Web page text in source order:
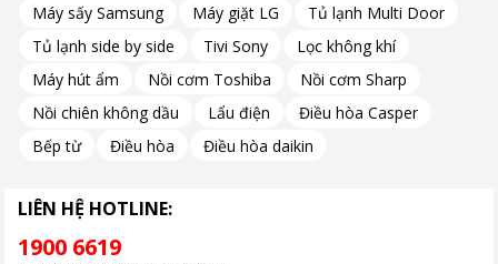
Máy sấy Samsung
Máy giặt LG
Tủ lạnh Multi Door
Tủ lạnh side by side
Tivi Sony
Lọc không khí
Máy hút ẩm
Nồi cơm Toshiba
Nồi cơm Sharp
Nồi chiên không dầu
Lẩu điện
Điều hòa Casper
Bếp từ
Điều hòa Điều hòa daikin
LIÊN HỆ HOTLINE:
1900 6619